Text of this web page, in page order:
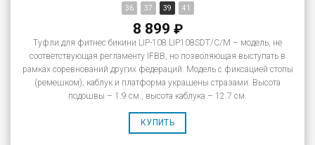
36 37 39 41
8 899 ₽
Туфли для фитнес бикини LIP-108 LIP108SDT/C/M – модель, не
соответствующая регламенту IFBB, но позволяющая выступать в
рамках соревнований других федераций. Модель с фиксацией стопы
(ремешком); каблук и платформа украшены стразами. Высота
подошвы – 1.9 см., высота каблука – 12.7 см.
КУПИТЬ